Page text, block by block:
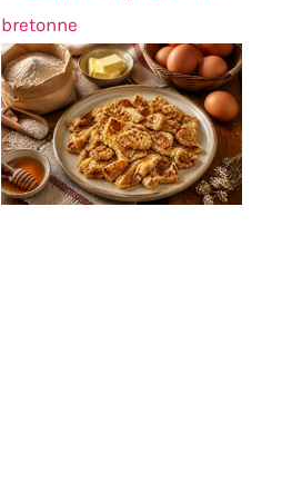
bretonne